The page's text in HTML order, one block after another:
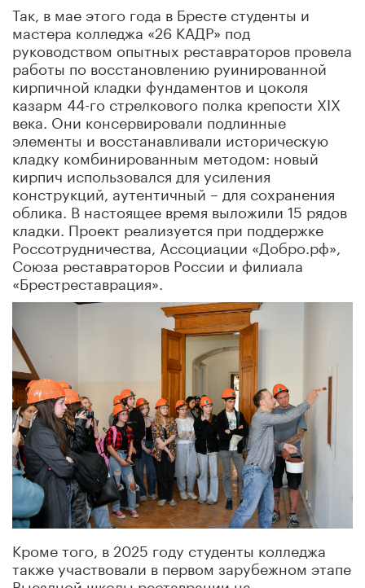
Так, в мае этого года в Бресте студенты и
мастера колледжа «26 КАДР» под
руководством опытных реставраторов провела
работы по восстановлению руинированной
кирпичной кладки фундаментов и цоколя
казарм 44-го стрелкового полка крепости XIX
века. Они консервировали подлинные
элементы и восстанавливали историческую
кладку комбинированным методом: новый
кирпич использовался для усиления
конструкций, аутентичный – для сохранения
облика. В настоящее время выложили 15 рядов
кладки. Проект реализуется при поддержке
Россотрудничества, Ассоциации «Добро.рф»,
Союза реставраторов России и филиала
«Брестреставрация».
Кроме того, в 2025 году студенты колледжа
также участвовали в первом зарубежном этапе